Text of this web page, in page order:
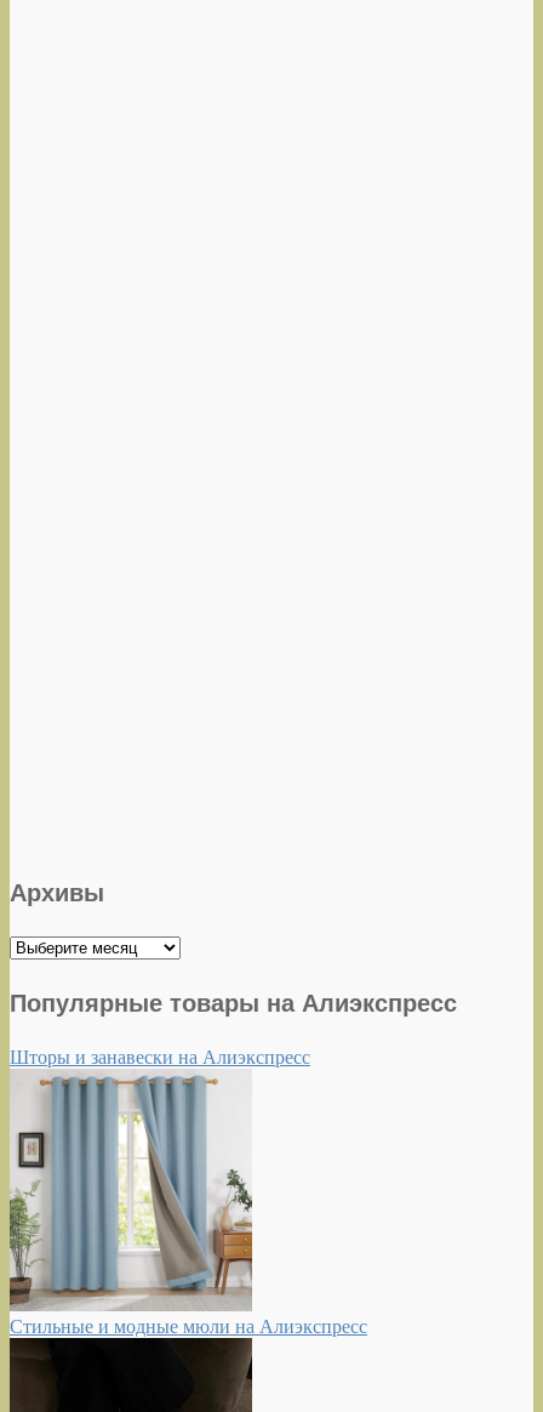
Архивы
Архивы
Популярные товары на Алиэкспресс
Шторы и занавески на Алиэкспресс
Стильные и модные мюли на Алиэкспресс